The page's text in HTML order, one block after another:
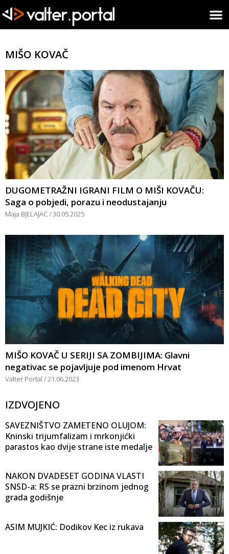
MIŠO KOVAČ
DUGOMETRAŽNI IGRANI FILM O MIŠI KOVAČU:
Saga o pobjedi, porazu i neodustajanju
Maja BJELAJAC 30.05.2025
MIŠO KOVAČ U SERIJI SA ZOMBIJIMA: Glavni
negativac se pojavljuje pod imenom Hrvat
Valter Portal 21.06.2023
IZDVOJENO
SAVEZNIŠTVO ZAMETENO OLUJOM:
Kninski trijumfalizam i mrkonjićki
parastos kao dvije strane iste medalje
NAKON DVADESET GODINA VLASTI
SNSD-a: RS se prazni brzinom jednog
grada godišnje
ASIM MUJKIĆ: Dodikov Kec iz rukava